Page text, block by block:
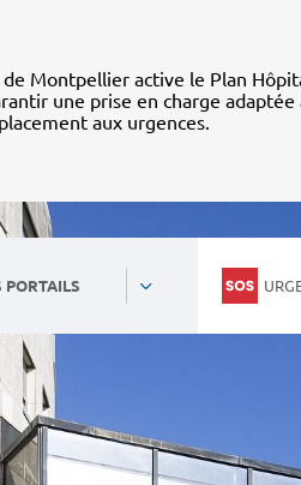
de Montpellier active le Plan
une prise en charge
aux urgences.
PORTAILS